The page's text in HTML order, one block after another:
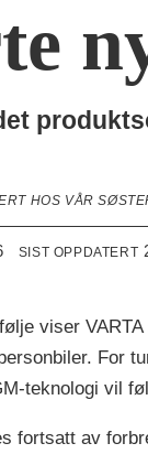
HOS VÅR
SIST OPPDATERT
viser
For
teknologi vil
fortsatt av